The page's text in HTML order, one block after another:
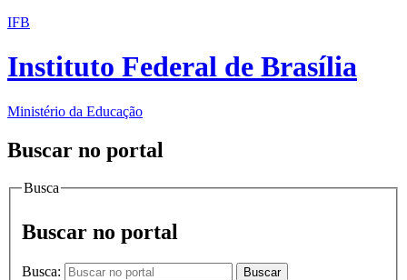
IFB
Instituto Federal de Brasília
Ministério da Educação
Buscar no portal
Busca
Buscar no portal
Busca: Buscar